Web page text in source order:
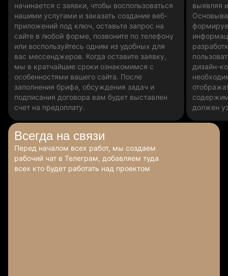
начинается с заявки, чтобы воспользоваться
нашими услугами и заказать создание веб-
приложений под ключ, оставьте запрос на
сайте в любой форме, позвоните по телефону
или воспользуйтесь одним из удобных для
вас мессенджеров. Когда оставите заявку,
мы в кратчайшие сроки ознакомимся с
особенностями вашего сайта. После
заполнения брифа, обсуждения задач и
подписания договора вам будет выставлен
счет на предоплату.
выявляя
дизайн-
должен
Всегда на связи
Перед началом всех работ, мы создаем
рабочий чат в Телеграм, добавляем туда
всех кто будет работать над проектом